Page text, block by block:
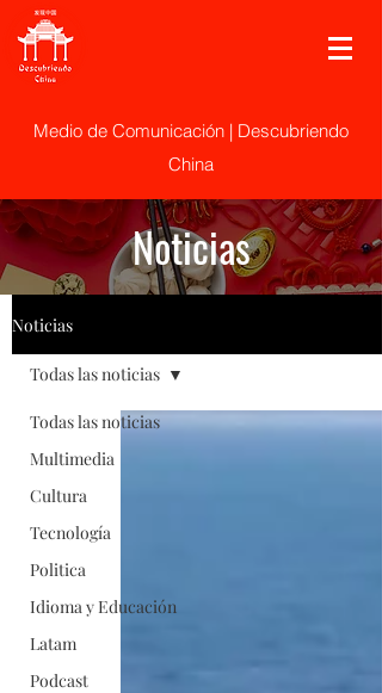
Medio de Comunicación | Descubriendo
China
Noticias
Noticias
Todas las noticias
Multimedia
Cultura
Tecnología
Politica
Idioma y Educación
Latam
Podcast
Todas las noticias